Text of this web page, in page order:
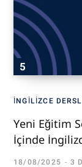
İNGILIZCE
Yeni Eğitim
İçinde
18/08/2025 3